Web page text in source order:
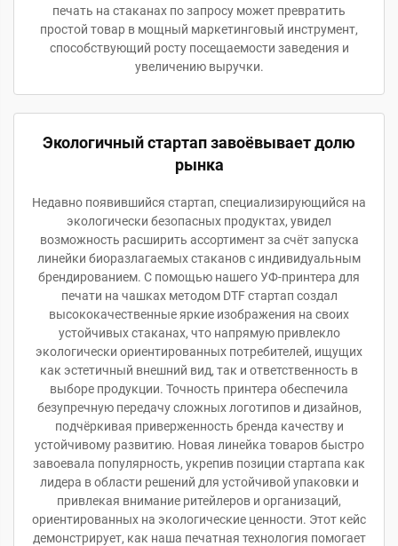
печать на стаканах по запросу может превратить
простой товар в мощный маркетинговый инструмент,
способствующий росту посещаемости заведения и
увеличению выручки.
Экологичный стартап завоёвывает долю
рынка
Недавно появившийся стартап, специализирующийся на
экологически безопасных продуктах, увидел
возможность расширить ассортимент за счёт запуска
линейки биоразлагаемых стаканов с индивидуальным
брендированием. С помощью нашего УФ-принтера для
печати на чашках методом DTF стартап создал
высококачественные яркие изображения на своих
устойчивых стаканах, что напрямую привлекло
экологически ориентированных потребителей, ищущих
как эстетичный внешний вид, так и ответственность в
выборе продукции. Точность принтера обеспечила
безупречную передачу сложных логотипов и дизайнов,
подчёркивая приверженность бренда качеству и
устойчивому развитию. Новая линейка товаров быстро
завоевала популярность, укрепив позиции стартапа как
лидера в области решений для устойчивой упаковки и
привлекая внимание ритейлеров и организаций,
ориентированных на экологические ценности. Этот кейс
демонстрирует, как наша печатная технология помогает